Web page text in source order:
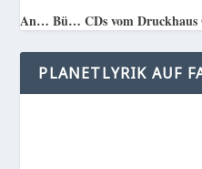
An… Bü… CDs vom Druckhaus
PLANETLYRIK AUF